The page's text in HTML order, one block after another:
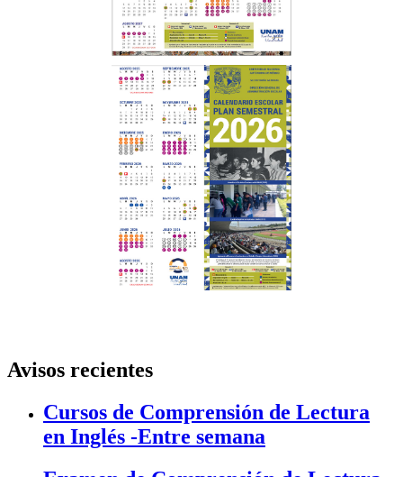
Avisos recientes
Cursos de Comprensión de Lectura
en Inglés -Entre semana